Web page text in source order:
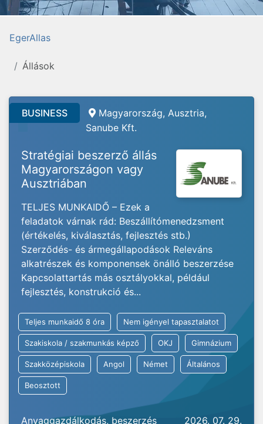
EgerAllas
Állások
BUSINESS
Magyarország, Ausztria,
Sanube Kft.
Stratégiai beszerző állás
Magyarországon vagy
Ausztriában
TELJES MUNKAIDŐ – Ezek a
feladatok várnak rád: Beszállítómenedzsment
(értékelés, kiválasztás, fejlesztés stb.)
Szerződés- és ármegállapodások Releváns
alkatrészek és komponensek önálló beszerzése
Kapcsolattartás más osztályokkal, például
fejlesztés, konstrukció és...
Teljes munkaidő 8 óra Nem igényel tapasztalatot
Szakiskola / szakmunkás képző OKJ Gimnázium
Szakközépiskola Angol Német Általános
Beosztott
Anyaggazdálkodás, beszerzés 2026. 07. 29.